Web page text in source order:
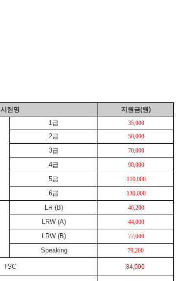
시험명 지원금(원)
1급 35,000
2급 50,000
3급 70,000
4급 90,000
5급 110,000
6급 130,000
LR (B) 46,200
LRW (A) 44,000
LRW (B) 77,000
Speaking 79,200
TSC 84,000